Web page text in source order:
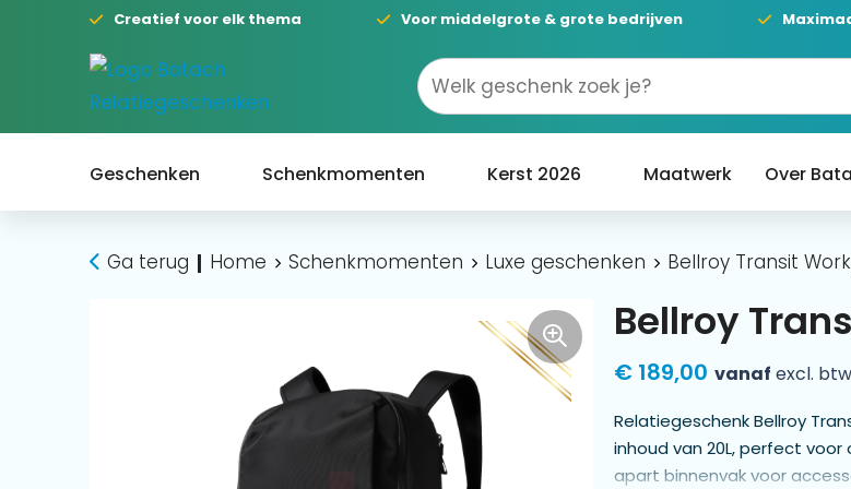
Creatief voor elk thema Voor middelgrote & grote bedrijven
Geschenken Schenkmomenten Kerst 2026 Maatwerk Over
Ga terug Home Schenkmomenten Luxe geschenken Bellroy Transit
Bellroy
€ 189,00 vanaf excl.
Relatiegeschenk Bellroy
inhoud van 20L, perfect
apart binnenvak voor